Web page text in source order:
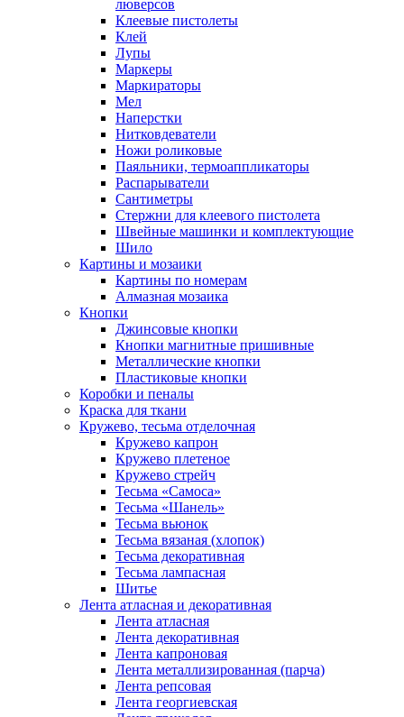
люверсов
Клеевые пистолеты
Клей
Лупы
Маркеры
Маркираторы
Мел
Наперстки
Нитковдеватели
Ножи роликовые
Паяльники, термоаппликаторы
Распарыватели
Сантиметры
Стержни для клеевого пистолета
Швейные машинки и комплектующие
Шило
Картины и мозаики
Картины по номерам
Алмазная мозаика
Кнопки
Джинсовые кнопки
Кнопки магнитные пришивные
Металлические кнопки
Пластиковые кнопки
Коробки и пеналы
Краска для ткани
Кружево, тесьма отделочная
Кружево капрон
Кружево плетеное
Кружево стрейч
Тесьма «Самоса»
Тесьма «Шанель»
Тесьма вьюнок
Тесьма вязаная (хлопок)
Тесьма декоративная
Тесьма лампасная
Шитье
Лента атласная и декоративная
Лента атласная
Лента декоративная
Лента капроновая
Лента металлизированная (парча)
Лента репсовая
Лента георгиевская